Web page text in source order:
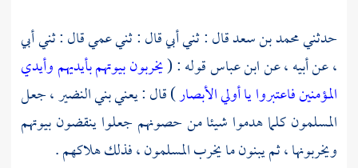
حدثنيمحمد بن سعدقال : ثني أبي قال : ثني عمي قال : ثني أبي
، عن أبيه ، عنابن عباسقوله : (يخربون بيوتهم بأيديهم وأيدي
المؤمنين فاعتبروا يا أولي الأبصار) قال : يعنيبني النضير ،جعل
المسلمون كلما هدموا شيئا من حصونهم جعلوا ينقضون بيوتهم
ويخربونها ، ثم يبنون ما يخرب المسلمون ، فذلك هلاكهم .